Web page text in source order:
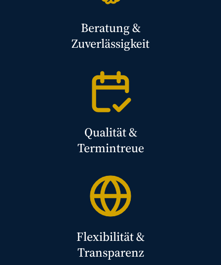
Beratung &
Zuverlässigkeit
Qualität &
Termintreue
Flexibilität &
Transparenz